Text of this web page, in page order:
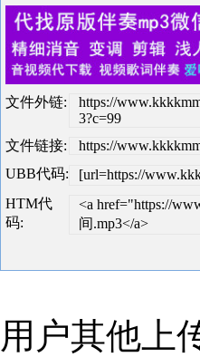
文件外链:
https://
3?c=99
文件链接:
https://
UBB代码:
[url=https://
HTM代
码:
<a href="https://
间.mp3</a>
用户其他上